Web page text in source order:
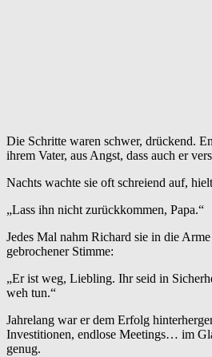
Die Schritte waren schwer, drückend.
ihrem Vater, aus Angst, dass auch er
Nachts wachte sie oft schreiend auf,
„Lass ihn nicht zurückkommen, Papa.“
Jedes Mal nahm Richard sie in die
gebrochener Stimme:
„Er ist weg, Liebling. Ihr seid in
weh tun.“
Jahrelang war er dem Erfolg
Investitionen, endlose Meetings… im
genug.